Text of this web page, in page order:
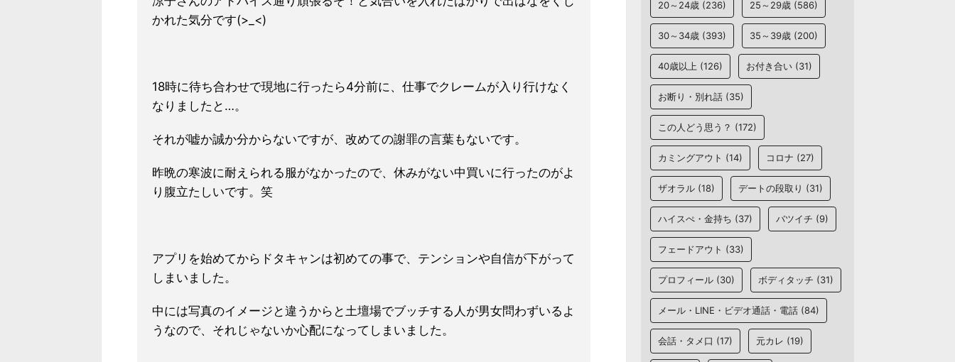
かれた気分です(>_<)
18時に待ち合わせで現地に行ったら4分前に、仕事でクレームが入り行けなく
なりましたと…。
それが嘘か誠か分からないですが、改めての謝罪の言葉もないです。
昨晩の寒波に耐えられる服がなかったので、休みがない中買いに行ったのがよ
り腹立たしいです。笑
アプリを始めてからドタキャンは初めての事で、テンションや自信が下がって
しまいました。
中には写真のイメージと違うからと土壇場でブッチする人が男女問わずいるよ
うなので、それじゃないか心配になってしまいました。
20～24歳 (236) 25～29歳 (586)
30～34歳 (393) 35～39歳 (200)
40歳以上 (126) お付き合い (31)
お断り・別れ話 (35)
この人どう思う？ (172)
カミングアウト (14) コロナ (27)
ザオラル (18) デートの段取り (31)
ハイスぺ・金持ち (37) バツイチ (9)
フェードアウト (33)
プロフィール (30) ボディタッチ (31)
メール・LINE・ビデオ通話・電話 (84)
会話・タメ口 (17) 元カレ (19)